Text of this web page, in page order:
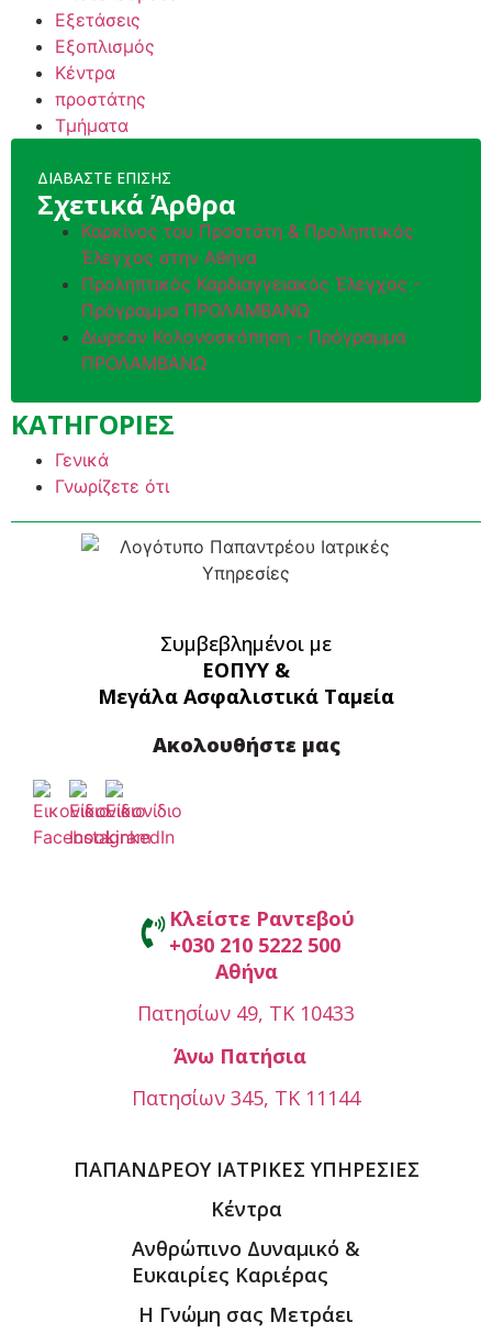
Εξετάσεις
Εξοπλισμός
Κέντρα
προστάτης
Τμήματα
ΔΙΑΒΑΣΤΕ ΕΠΙΣΗΣ
Σχετικά Άρθρα
Καρκίνος του Προστάτη & Προληπτικός
Έλεγχος στην Αθήνα
Προληπτικός Καρδιαγγειακός Έλεγχος -
Πρόγραμμα ΠΡΟΛΑΜΒΑΝΩ
Δωρεάν Κολονοσκόπηση - Πρόγραμμα
ΠΡΟΛΑΜΒΑΝΩ
ΚΑΤΗΓΟΡΙΕΣ
Γενικά
Γνωρίζετε ότι
Συμβεβλημένοι με
ΕΟΠΥΥ &
Μεγάλα Ασφαλιστικά Ταμεία
Ακολουθήστε μας
Κλείστε Ραντεβού
+030 210 5222 500
Αθήνα
Πατησίων 49, ΤΚ 10433
Άνω Πατήσια
Πατησίων 345, ΤΚ 11144
ΠΑΠΑΝΔΡΕΟΥ ΙΑΤΡΙΚΕΣ ΥΠΗΡΕΣΙΕΣ
Κέντρα
Ανθρώπινο Δυναμικό &
Ευκαιρίες Καριέρας
Η Γνώμη σας Μετράει